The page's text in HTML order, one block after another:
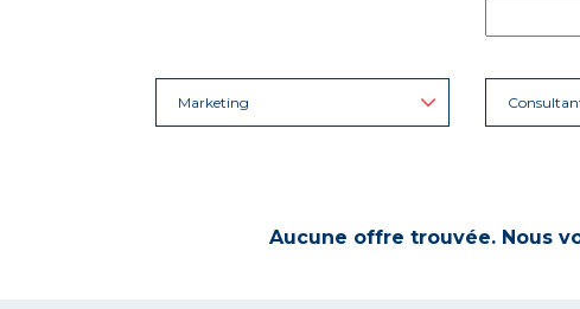
Marketing
Aucune offre trouvée. Nous